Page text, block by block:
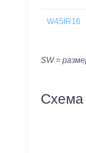
W45IR16
SW =
Схема